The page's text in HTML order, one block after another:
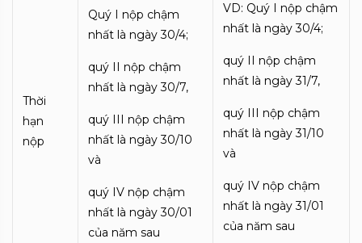
Thời
hạn
nộp
Quý I nộp chậm
nhất là ngày 30/4;
quý II nộp chậm
nhất là ngày 30/7,
quý III nộp chậm
nhất là ngày 30/10
và
quý IV nộp chậm
nhất là ngày 30/01
của năm sau
VD: Quý I nộp chậm
nhất là ngày 30/4;
quý II nộp chậm
nhất là ngày 31/7,
quý III nộp chậm
nhất là ngày 31/10
và
quý IV nộp chậm
nhất là ngày 31/01
của năm sau